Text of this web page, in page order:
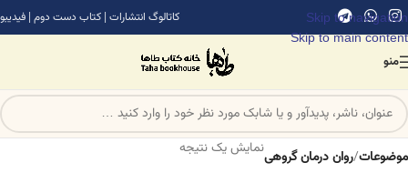
Skip to navigation
Skip to main content
کاتالوگ انتشارات | کتاب دست دوم | فیدیبو
منو
موضوعات/روان درمان گروهینمایش یک نتیجه